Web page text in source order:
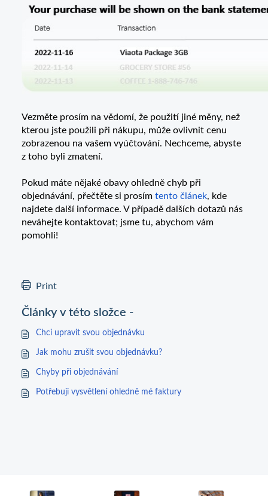
Vezměte prosím na vědomí, že použití jiné měny, než
kterou jste použili při nákupu, může ovlivnit cenu
zobrazenou na vašem vyúčtování. Nechceme, abyste
z toho byli zmatení.
Pokud máte nějaké obavy ohledně chyb při
objednávání, přečtěte si prosím tento článek, kde
najdete další informace. V případě dalších dotazů nás
neváhejte kontaktovat; jsme tu, abychom vám
pomohli!
Print
Články v této složce -
Chci upravit svou objednávku
Jak mohu zrušit svou objednávku?
Chyby při objednávání
Potřebuji vysvětlení ohledně mé faktury